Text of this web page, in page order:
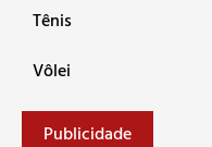
Tênis
Vôlei
Publicidade